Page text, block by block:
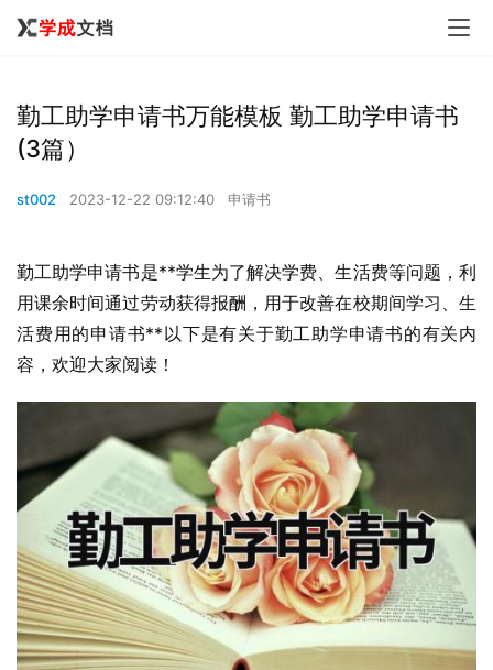
勤工助学申请书万能模板 勤工助学申请书
(3篇）
st002 2023-12-22 09:12:40 申请书
勤工助学申请书是**学生为了解决学费、生活费等问题，利
用课余时间通过劳动获得报酬，用于改善在校期间学习、生
活费用的申请书**以下是有关于勤工助学申请书的有关内
容，欢迎大家阅读！